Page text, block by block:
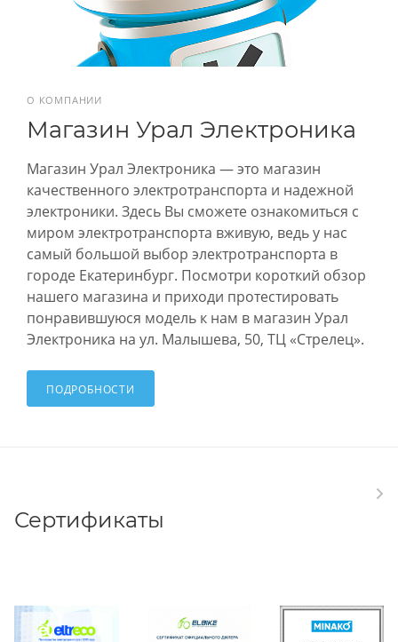
О КОМПАНИИ
Магазин Урал Электроника
Магазин Урал Электроника — это магазин
качественного электротранспорта и надежной
электроники. Здесь Вы сможете ознакомиться с
миром электротранспорта вживую, ведь у нас
самый большой выбор электротранспорта в
городе Екатеринбург. Посмотри короткий обзор
нашего магазина и приходи протестировать
понравившуюся модель к нам в магазин Урал
Электроника на ул. Малышева, 50, ТЦ «Стрелец».
ПОДРОБНОСТИ
Сертификаты